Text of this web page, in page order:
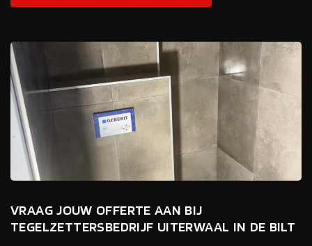
VRAAG JOUW OFFERTE AAN BIJ
TEGELZETTERSBEDRIJF UITERWAAL IN DE BILT